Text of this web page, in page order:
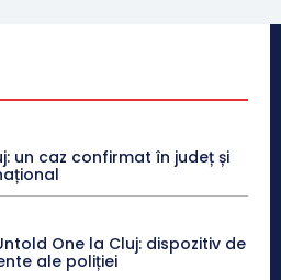
un caz confirmat în județ și
One la Cluj: dispozitiv de
ale poliției